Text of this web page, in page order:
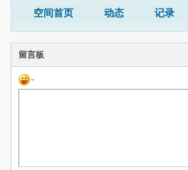
空间首页 动态 记录
留言板